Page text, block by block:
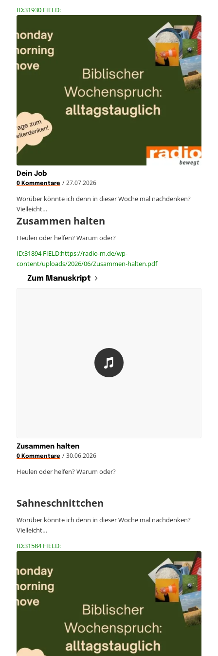
ID:31930 FIELD:
Dein Job
0 Kommentare / 27.07.2026
Worüber könnte ich denn in dieser Woche mal nachdenken?
Vielleicht…
Zusammen halten
Heulen oder helfen? Warum oder?
ID:31894 FIELD:https://radio-m.de/wp-
content/uploads/2026/06/Zusammen-halten.pdf
Zum Manuskript
Zusammen halten
0 Kommentare / 30.06.2026
Heulen oder helfen? Warum oder?
Sahneschnittchen
Worüber könnte ich denn in dieser Woche mal nachdenken?
Vielleicht…
ID:31584 FIELD: